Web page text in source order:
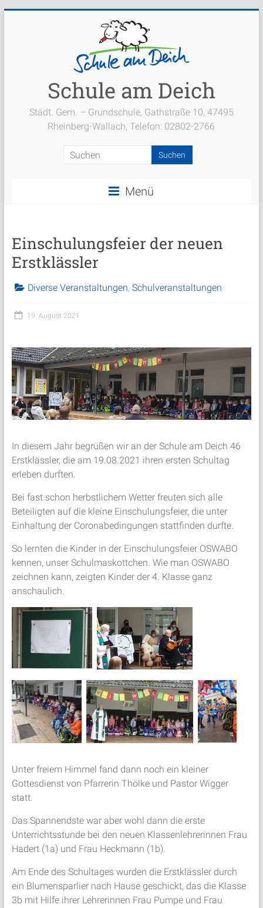
Schule am Deich
Städt. Gem. – Grundschule, Gathstraße 10, 47495
Rheinberg-Wallach, Telefon: 02802-2766
Menü
Einschulungsfeier der neuen
Erstklässler
Diverse Veranstaltungen, Schulveranstaltungen
19. August 2021
In diesem Jahr begrüßen wir an der Schule am Deich 46
Erstklässler, die am 19.08.2021 ihren ersten Schultag
erleben durften.
Bei fast schon herbstlichem Wetter freuten sich alle
Beteiligten auf die kleine Einschulungsfeier, die unter
Einhaltung der Coronabedingungen stattfinden durfte.
So lernten die Kinder in der Einschulungsfeier OSWABO
kennen, unser Schulmaskottchen. Wie man OSWABO
zeichnen kann, zeigten Kinder der 4. Klasse ganz
anschaulich.
Unter freiem Himmel fand dann noch ein kleiner
Gottesdienst von Pfarrerin Thölke und Pastor Wigger
statt.
Das Spannendste war aber wohl dann die erste
Unterrichtsstunde bei den neuen Klassenlehrerinnen Frau
Hadert (1a) und Frau Heckmann (1b).
Am Ende des Schultages wurden die Erstklässler durch
ein Blumensparlier nach Hause geschickt, das die Klasse
3b mit Hilfe ihrer Lehrerinnen Frau Pumpe und Frau